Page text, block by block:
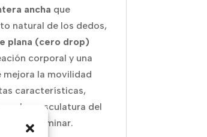
ancha que
natural de los dedos,
plana (cero drop)
corporal y una
mejora la movilidad
características,
la musculatura del
al caminar.